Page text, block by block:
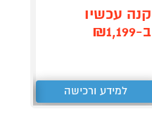
קנה עכשיו
ב-₪1,199
למידע ורכישה